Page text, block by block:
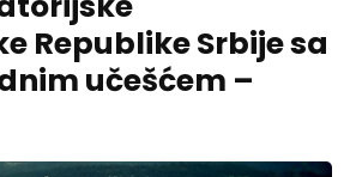
Republike Srbije sa
učešćem –